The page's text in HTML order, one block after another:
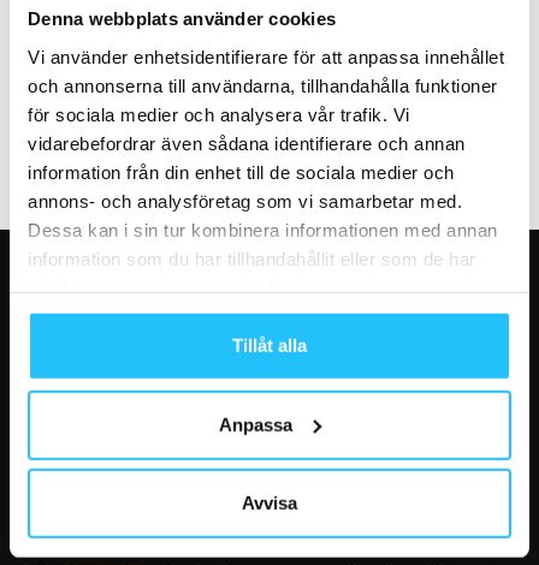
Denna webbplats använder cookies
Vi använder enhetsidentifierare för att anpassa innehållet
och annonserna till användarna, tillhandahålla funktioner
för sociala medier och analysera vår trafik. Vi
vidarebefordrar även sådana identifierare och annan
information från din enhet till de sociala medier och
annons- och analysföretag som vi samarbetar med.
Dessa kan i sin tur kombinera informationen med annan
information som du har tillhandahållit eller som de har
Tillåt alla
Anpassa
Avvisa
Produktnyheter
hemmaträningsprylar från
Gymleco
Hälsa
peppa till mer rörelse bland
socioekonomiskt...
VÅRA FAVORITER
Nike satsar på hybridträning när Hyrox formar
2026-08-07
AI kommer aldrig kunna ersätta en frukost